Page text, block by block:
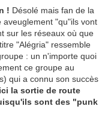
! Désolé mais fan de la
"qu"ils vont
sur les réseaux où que
"Alégria" ressemble
: un n'importe quoi
ce groupe au
qui a connu son succès
la sortie de route
sont des "punk